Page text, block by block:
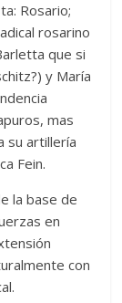
Rosario;
rosarino
que si
y María
mas
su artillería
Fein.
la base de
en
con